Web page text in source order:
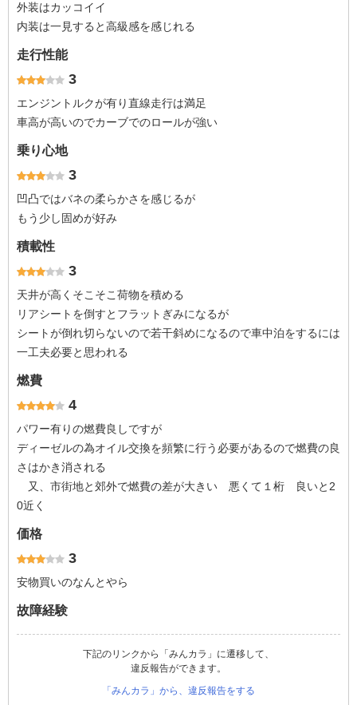
外装はカッコイイ
内装は一見すると高級感を感じれる
走行性能
3
エンジントルクが有り直線走行は満足
車高が高いのでカーブでのロールが強い
乗り心地
3
凹凸ではバネの柔らかさを感じるが
もう少し固めが好み
積載性
3
天井が高くそこそこ荷物を積める
リアシートを倒すとフラットぎみになるが
シートが倒れ切らないので若干斜めになるので車中泊をするには
一工夫必要と思われる
燃費
4
パワー有りの燃費良しですが
ディーゼルの為オイル交換を頻繁に行う必要があるので燃費の良
さはかき消される
又、市街地と郊外で燃費の差が大きい 悪くて１桁 良いと2
0近く
価格
3
安物買いのなんとやら
故障経験
下記のリンクから「みんカラ」に遷移して、
違反報告ができます。
「みんカラ」から、違反報告をする